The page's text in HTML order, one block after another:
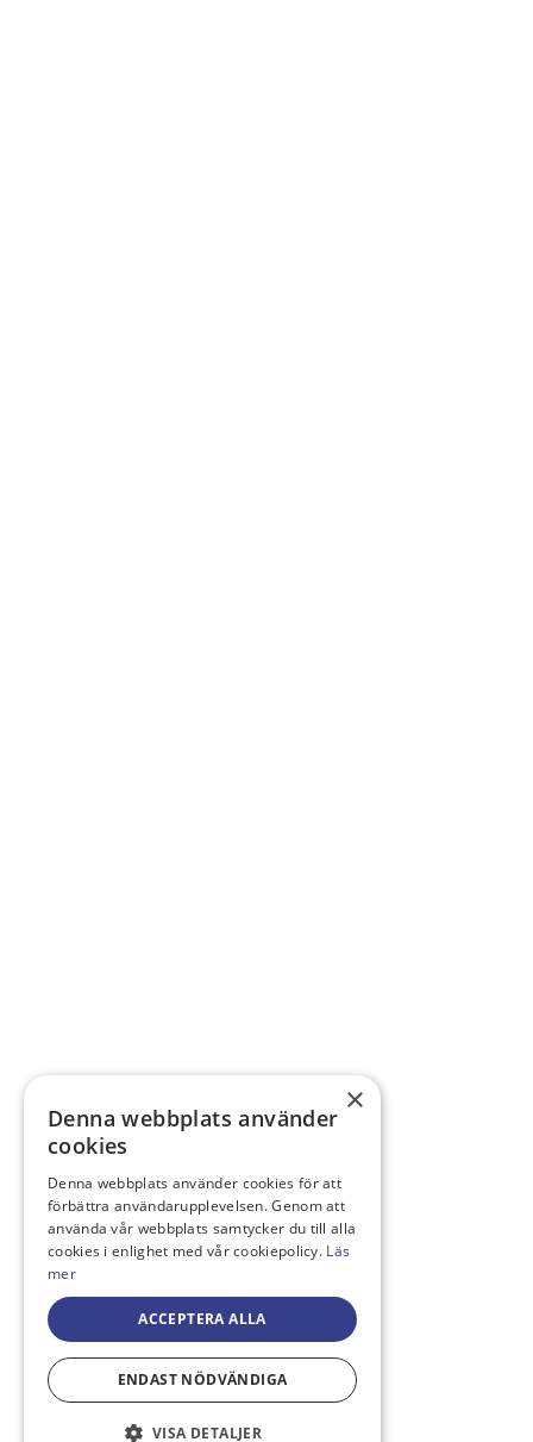
×
Denna webbplats använder
cookies
Denna webbplats använder cookies för att
förbättra användarupplevelsen. Genom att
använda vår webbplats samtycker du till alla
cookies i enlighet med vår cookiepolicy. Läs
mer
ACCEPTERA ALLA
ENDAST NÖDVÄNDIGA
VISA DETALJER